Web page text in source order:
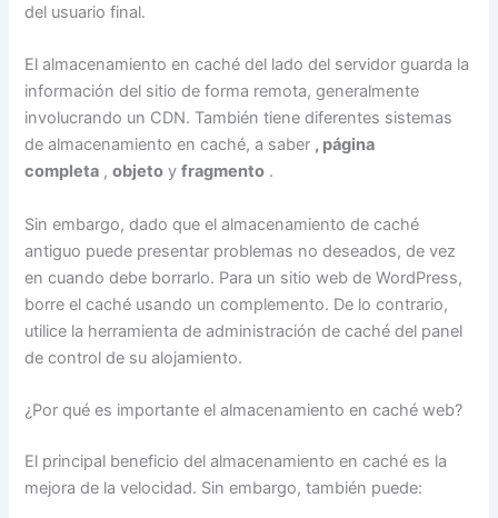
del usuario final.
El almacenamiento en caché del lado del servidor guarda la
información del sitio de forma remota, generalmente
involucrando un CDN. También tiene diferentes sistemas
de almacenamiento en caché, a saber , página
completa ,objeto yfragmento .
Sin embargo, dado que el almacenamiento de caché
antiguo puede presentar problemas no deseados, de vez
en cuando debe borrarlo. Para un sitio web de WordPress,
borre el caché usando un complemento. De lo contrario,
utilice la herramienta de administración de caché del panel
de control de su alojamiento.
¿Por qué es importante el almacenamiento en caché web?
El principal beneficio del almacenamiento en caché es la
mejora de la velocidad. Sin embargo, también puede: